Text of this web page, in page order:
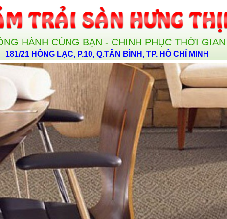
HÀNH CÙNG BẠN - CHINH PHỤC THỜI GIAN
181/21 HỒNG LẠC, P.10, Q.TÂN BÌNH, TP. HỒ CHÍ MINH